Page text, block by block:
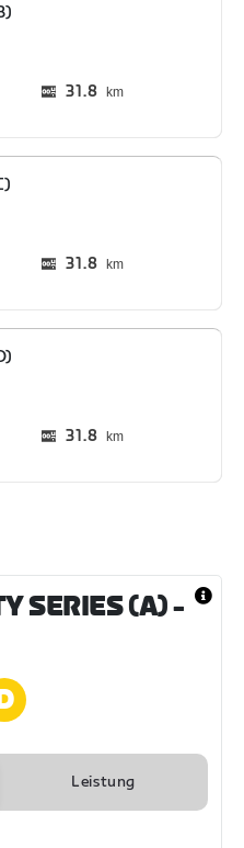
31.8 km
31.8 km
31.8 km
SERIES (A)-
Leistung